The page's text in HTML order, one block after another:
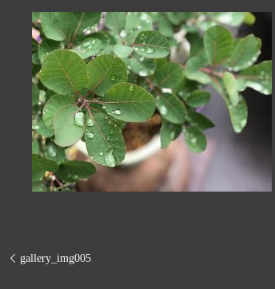
gallery_img005